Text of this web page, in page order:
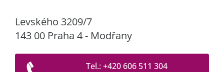
Levského 3209/7
143 00 Praha 4 - Modřany
Tel.: +420 606 511 304